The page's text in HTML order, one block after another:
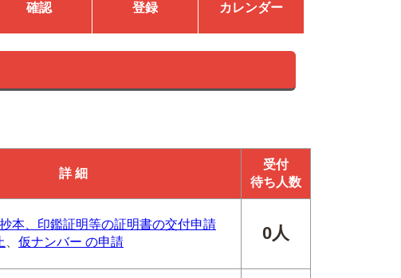
確認
登録
カレンダー
詳 細
受付
待ち人数
本、印鑑証明等の証明書の交付申請
仮ナンバー の申請 0人